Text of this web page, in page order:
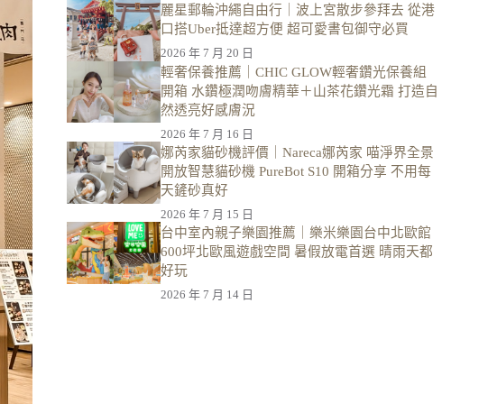
的
結
果
麗星郵輪沖繩自由行｜波上宮散步參拜去 從港
口搭Uber抵達超方便 超可愛書包御守必買
2026 年 7 月 20 日
輕奢保養推薦｜CHIC GLOW輕奢鑽光保養組
開箱 水鑽極潤吻膚精華＋山茶花鑽光霜 打造自
然透亮好感膚況
2026 年 7 月 16 日
娜芮家貓砂機評價｜Nareca娜芮家 喵淨界全景
開放智慧貓砂機 PureBot S10 開箱分享 不用每
天鏟砂真好
2026 年 7 月 15 日
台中室內親子樂園推薦｜樂米樂園台中北歐館
600坪北歐風遊戲空間 暑假放電首選 晴雨天都
好玩
2026 年 7 月 14 日